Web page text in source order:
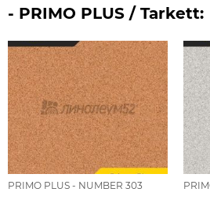
- PRIMO PLUS / Tarkett:
PRIMO PLUS - NUMBER 303